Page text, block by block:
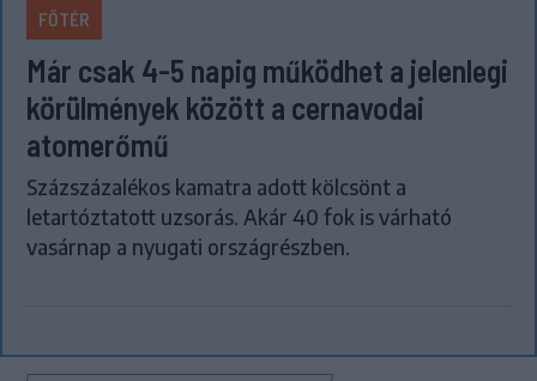
FŐTÉR
Már csak 4-5 napig működhet a jelenlegi
körülmények között a cernavodai
atomerőmű
Százszázalékos kamatra adott kölcsönt a
letartóztatott uzsorás. Akár 40 fok is várható
vasárnap a nyugati országrészben.